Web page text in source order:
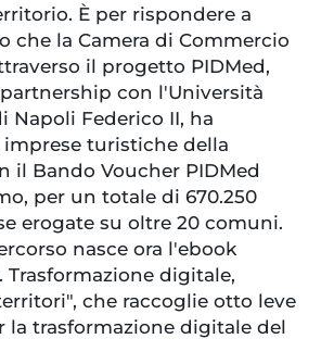
È per rispondere a
che la Camera di Commercio
il progetto PIDMed,
con l'Università
Napoli Federico II, ha
imprese turistiche della
il Bando Voucher PIDMed
per un totale di 670.250
erogate su oltre 20 comuni.
nasce ora l'ebook
Trasformazione digitale,
che raccoglie otto leve
la trasformazione digitale del